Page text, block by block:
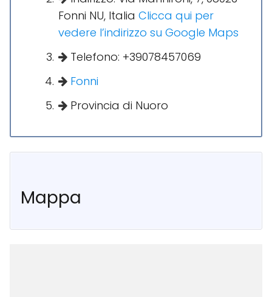
Fonni NU, Italia Clicca qui per
vedere l’indirizzo su Google Maps
Telefono: +39078457069
Fonni
Provincia di Nuoro
Mappa